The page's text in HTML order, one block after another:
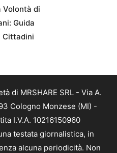
Volontà di
Guida
Cittadini
di MRSHARE SRL - Via A.
Cologno Monzese (MI) -
I.V.A. 10216150960
testata giornalistica, in
alcuna periodicità. Non